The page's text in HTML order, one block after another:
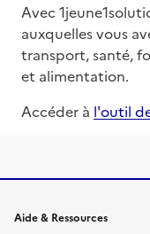
Avec
auxquelles vous
transport, santé,
et alimentation.
Accéder à l'outil
Aide & Ressources